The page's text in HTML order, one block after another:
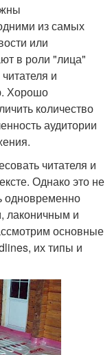
из самых
или
в роли "лица"
и
Хорошо
количество
аудитории
читателя и
Однако это не
одновременно
лаконичным и
основные
их типы и